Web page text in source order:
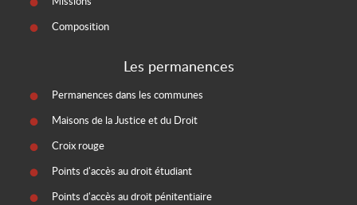
Composition
Les permanences
Permanences dans les communes
Maisons de la Justice et du Droit
Croix rouge
Points d'accès au droit étudiant
Points d'accès au droit pénitentiaire